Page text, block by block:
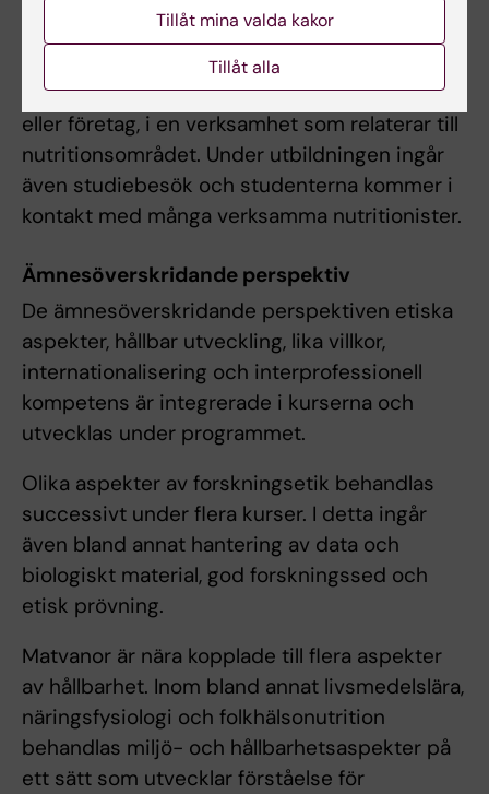
självständigt utföra ett vetenskapligt projekt
inom ett valfritt forsknings- eller
arbetsområde, t ex på universitet, myndighet
eller företag, i en verksamhet som relaterar till
nutritionsområdet. Under utbildningen ingår
även studiebesök och studenterna kommer i
kontakt med många verksamma nutritionister.
Ämnesöverskridande perspektiv
De ämnesöverskridande perspektiven etiska
aspekter, hållbar utveckling, lika villkor,
internationalisering och interprofessionell
kompetens är integrerade i kurserna och
utvecklas under programmet.
Olika aspekter av forskningsetik behandlas
successivt under flera kurser. I detta ingår
även bland annat hantering av data och
biologiskt material, god forskningssed och
etisk prövning.
Matvanor är nära kopplade till flera aspekter
av hållbarhet. Inom bland annat livsmedelslära,
näringsfysiologi och folkhälsonutrition
behandlas miljö- och hållbarhetsaspekter på
ett sätt som utvecklar förståelse för
Tillåt mina valda kakor
Tillåt alla